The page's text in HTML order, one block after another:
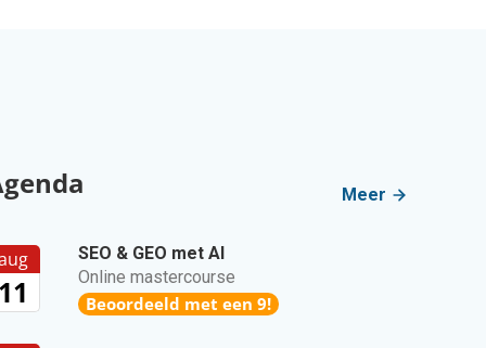
Meer
11
SEO & GEO met AI
Online mastercourse
Beoordeeld met een 9!